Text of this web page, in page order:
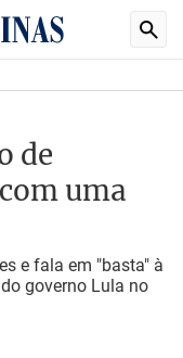
de
uma
e fala em "basta" à
governo Lula no